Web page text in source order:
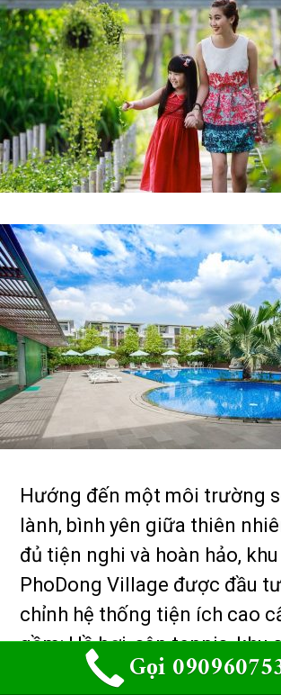
Hướng đến một môi trường
lành, bình yên giữa thiên
đủ tiện nghi và hoàn hảo,
PhoDong Village được đầu
chỉnh hệ thống tiện ích cao
gồm: Hồ bơi, sân tennis, khu
cộng đồng, nhà hàng, café,
Gọi